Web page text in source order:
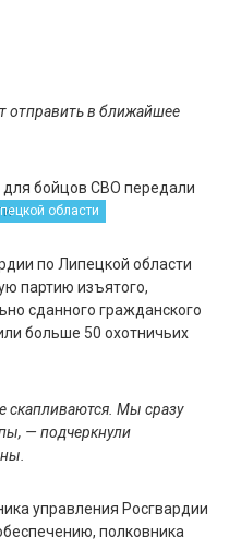
отправить в ближайшее
области
по Липецкой области
партию изъятого,
сданного гражданского
больше 50 охотничьих
скапливаются. Мы сразу
— подчеркнули
управления Росгвардии
полковника